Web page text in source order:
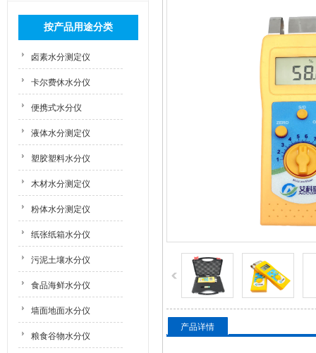
按产品用途分类
卤素水分测定仪
卡尔费休水分仪
便携式水分仪
液体水分测定仪
塑胶塑料水分仪
木材水分测定仪
粉体水分测定仪
纸张纸箱水分仪
污泥土壤水分仪
食品海鲜水分仪
墙面地面水分仪
粮食谷物水分仪
产品详情